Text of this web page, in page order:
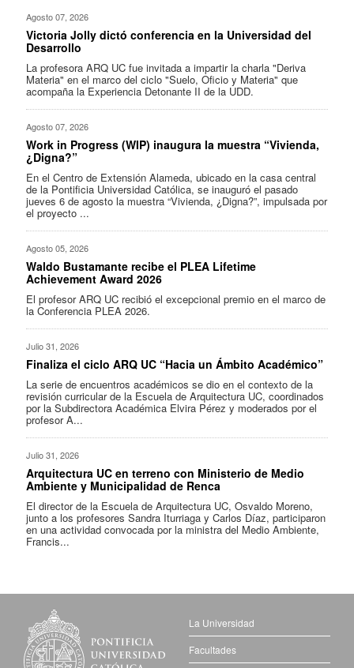
Agosto 07, 2026
Victoria Jolly dictó conferencia en la Universidad del
Desarrollo
La profesora ARQ UC fue invitada a impartir la charla "Deriva
Materia" en el marco del ciclo "Suelo, Oficio y Materia" que
acompaña la Experiencia Detonante II de la UDD.
Agosto 07, 2026
Work in Progress (WIP) inaugura la muestra “Vivienda,
¿Digna?”
En el Centro de Extensión Alameda, ubicado en la casa central
de la Pontificia Universidad Católica, se inauguró el pasado
jueves 6 de agosto la muestra “Vivienda, ¿Digna?”, impulsada por
el proyecto ...
Agosto 05, 2026
Waldo Bustamante recibe el PLEA Lifetime
Achievement Award 2026
El profesor ARQ UC recibió el excepcional premio en el marco de
la Conferencia PLEA 2026.
Julio 31, 2026
Finaliza el ciclo ARQ UC “Hacia un Ámbito Académico”
La serie de encuentros académicos se dio en el contexto de la
revisión curricular de la Escuela de Arquitectura UC, coordinados
por la Subdirectora Académica Elvira Pérez y moderados por el
profesor A...
Julio 31, 2026
Arquitectura UC en terreno con Ministerio de Medio
Ambiente y Municipalidad de Renca
El director de la Escuela de Arquitectura UC, Osvaldo Moreno,
junto a los profesores Sandra Iturriaga y Carlos Díaz, participaron
en una actividad convocada por la ministra del Medio Ambiente,
Francis...
La Universidad
Facultades